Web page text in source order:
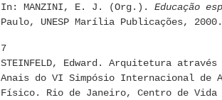
In: MANZINI, E. J. (Org.). Educação
Paulo, UNESP Marília Publicações, 2000.
7
STEINFELD, Edward. Arquitetura
Anais do VI Simpósio Internacional de
Físico. Rio de Janeiro, Centro de Vida